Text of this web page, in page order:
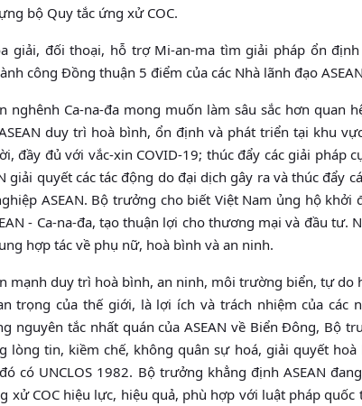
bộ Quy tắc ứng xử COC.
giải, đối thoại, hỗ trợ Mi-an-ma tìm giải pháp ổn
công Đồng thuận 5 điểm của các Nhà lãnh đạo
Ca-na-đa mong muốn làm sâu sắc hơn quan
duy trì hoà bình, ổn định và phát triển tại khu
đầy đủ với vắc-xin COVID-19; thúc đẩy các giải pháp
quyết các tác động do đại dịch gây ra và thúc đẩy
ASEAN. Bộ trưởng cho biết Việt Nam ủng hộ khởi
- Ca-na-đa, tạo thuận lợi cho thương mại và đầu tư.
hợp tác về phụ nữ, hoà bình và an ninh.
mạnh duy trì hoà bình, an ninh, môi trường biển, tự do
trọng của thế giới, là lợi ích và trách nhiệm của các
nguyên tắc nhất quán của ASEAN về Biển Đông, Bộ
tin, kiềm chế, không quân sự hoá, giải quyết hoà
có UNCLOS 1982. Bộ trưởng khẳng định ASEAN
COC hiệu lực, hiệu quả, phù hợp với luật pháp quốc